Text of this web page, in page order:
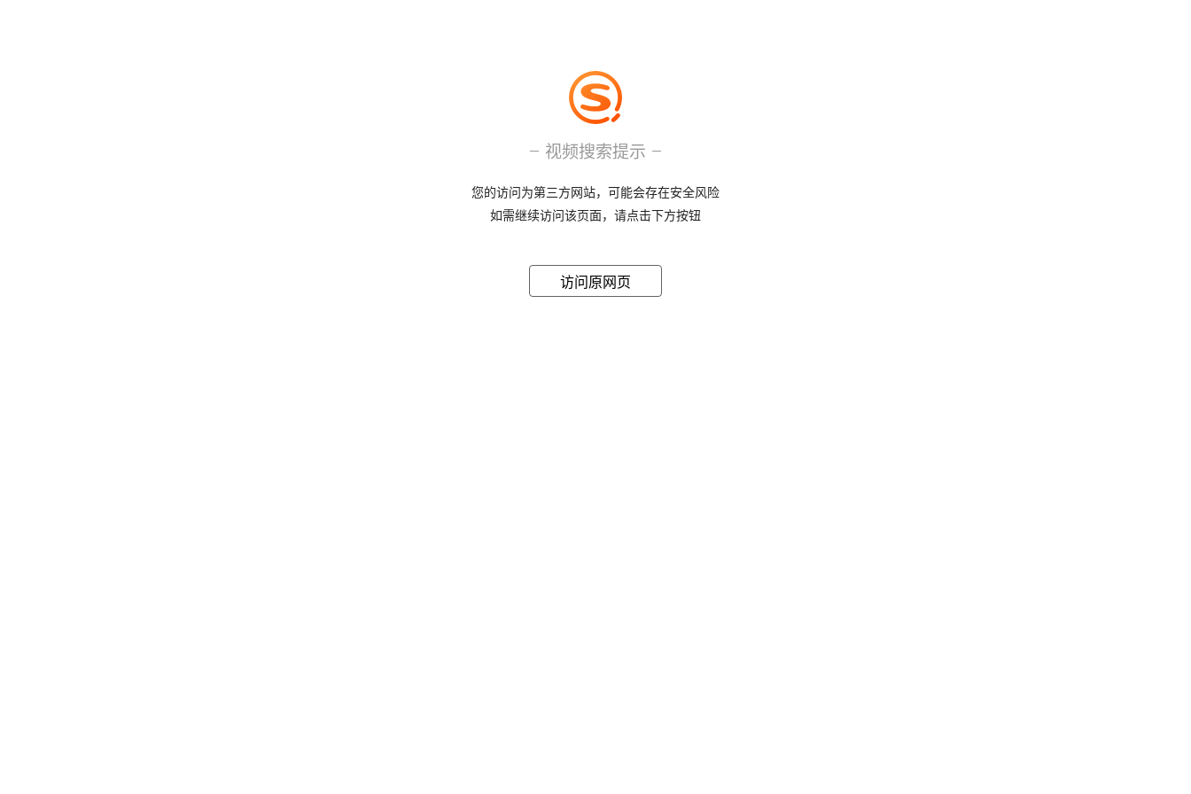
视频搜索提示
您的访问为第三方网站，可能会存在安全风险
如需继续访问该页面，请点击下方按钮
访问原网页